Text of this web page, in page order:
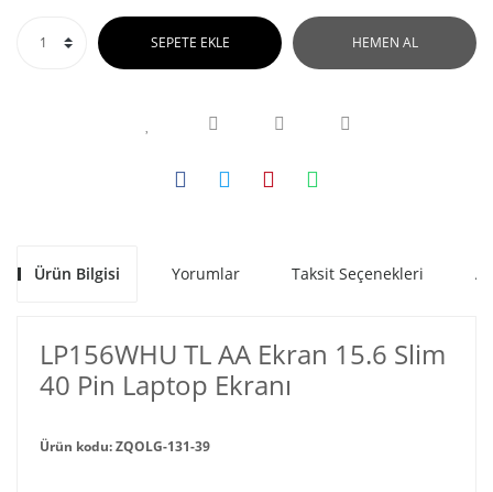
SEPETE EKLE HEMEN AL
Ürün Bilgisi Yorumlar Taksit Seçenekleri
LP156WHU TL AA Ekran 15.6 Slim
40 Pin Laptop Ekranı
Ürün kodu: ZQOLG-131-39